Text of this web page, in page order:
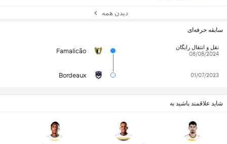
دیدن همه
سابقه حرفه‌ای
نقل و انتقال رایگان
08/08/2024
Famalicão
01/07/2023
Bordeaux
شاید علاقمند باشید به